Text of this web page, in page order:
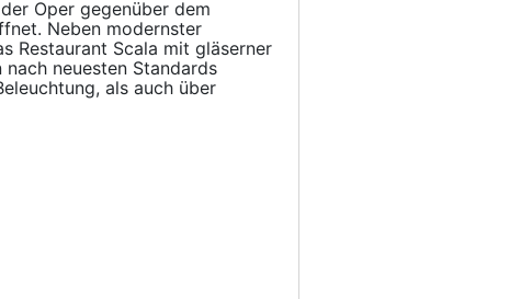
Oper gegenüber dem
Neben modernster
Restaurant Scala mit gläserner
neuesten Standards
als auch über